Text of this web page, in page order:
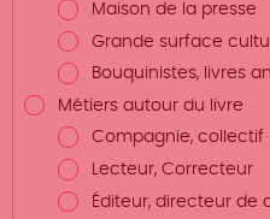
Maison de la presse
Grande surface
Bouquinistes, livres
Métiers autour du livre
Compagnie, collectif
Lecteur, Correcteur
Éditeur, directeur de